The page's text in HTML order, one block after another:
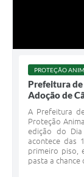
PROTEÇÃO
Prefeitura
Adoção de
A Prefeitura
Proteção
edição do
acontece das
primeiro piso,
pasta a chance